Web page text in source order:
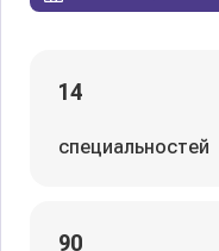
14
специальностей
90